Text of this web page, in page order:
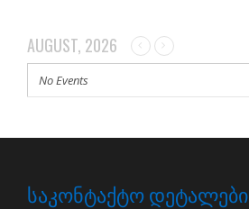
AUGUST, 2026
No Events
ᲡᲐᲙᲝᲜᲢᲐᲥᲢᲝ ᲓᲔᲢᲐᲚᲔᲑᲘ